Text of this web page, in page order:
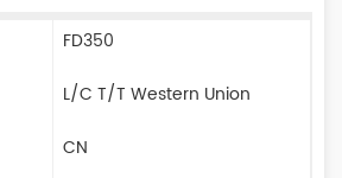
FD350
L/C T/T Western Union
CN